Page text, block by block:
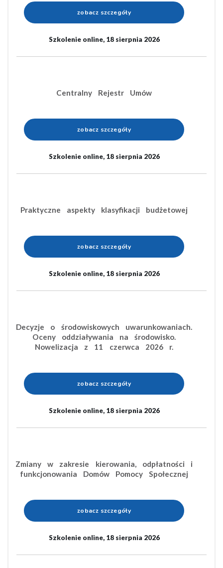
zobacz szczegóły
Szkolenie online, 18 sierpnia 2026
Centralny Rejestr Umów
zobacz szczegóły
Szkolenie online, 18 sierpnia 2026
Praktyczne aspekty klasyfikacji budżetowej
zobacz szczegóły
Szkolenie online, 18 sierpnia 2026
Decyzje o środowiskowych uwarunkowaniach.
Oceny oddziaływania na środowisko.
Nowelizacja z 11 czerwca 2026 r.
zobacz szczegóły
Szkolenie online, 18 sierpnia 2026
Zmiany w zakresie kierowania, odpłatności i
funkcjonowania Domów Pomocy Społecznej
zobacz szczegóły
Szkolenie online, 18 sierpnia 2026